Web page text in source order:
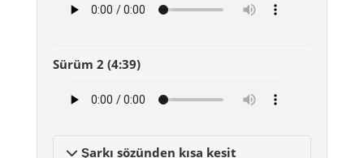
Gündelik Gümüş“
Sürüm 1 (4:16)
Sürüm 2 (4:39)